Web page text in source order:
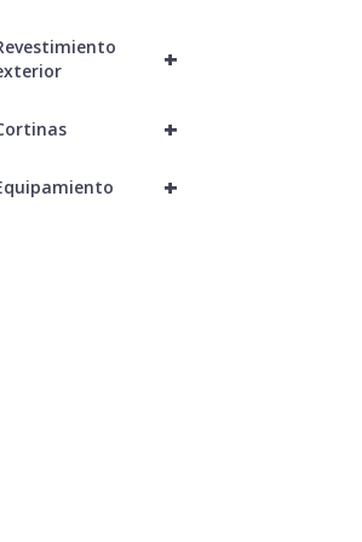
+
+
+